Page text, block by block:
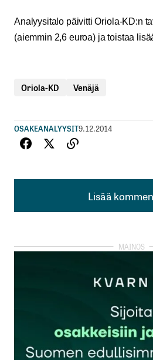
Analyysitalo päivitti Oriola-KD:n
(aiemmin 2,6 euroa) ja toistaa
Oriola-KD Venäjä
OSAKEANALYYSIT9.12.2014
Lisää
Lisää
rekisteröityä